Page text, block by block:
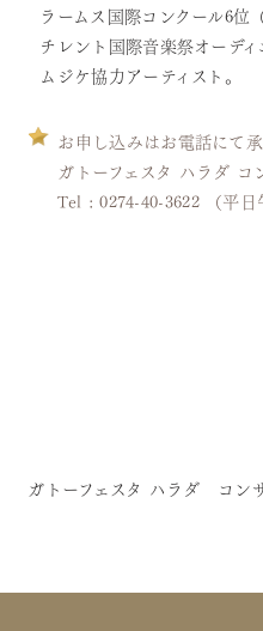
ラームス国際コンクール6位
チレント国際音楽祭オーデ
ムジケ協力アーティスト。
お申し込みはお電話にて
ガトーフェスタ ハラダ
Tel : 0274-40-3622 （平日
ガトーフェスタ ハラダ コン